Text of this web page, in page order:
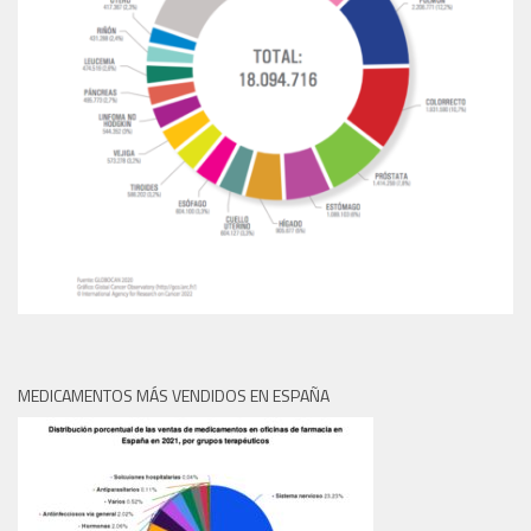
MEDICAMENTOS MÁS VENDIDOS EN ESPAÑA